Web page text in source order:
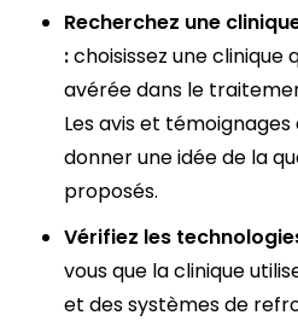
Recherchez une
:choisissez une clinique
avérée dans le
Les avis et
donner une idée de la
proposés.
Vérifiez les
vous que la clinique
et des systèmes de